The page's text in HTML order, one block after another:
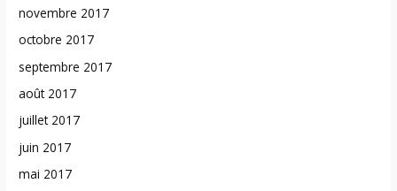
novembre 2017
octobre 2017
septembre 2017
août 2017
juillet 2017
juin 2017
mai 2017